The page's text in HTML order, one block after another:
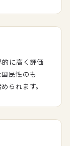
に高く評価
民性のも
られます。